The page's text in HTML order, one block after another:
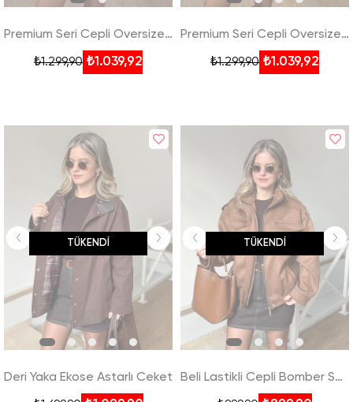
Premium Seri Cepli Oversize Kürk - Bej
₺1.039,92
₺1.299,90
Premium Seri Cepli Oversize Kürk - Açık Vizon
₺1.039,92
₺1.299,90
TÜKENDI
Deri Yaka Ekose Astarlı Ceket
TÜKENDI
Beli Lastikli Cepli Bomber Süet Ceket - Taba